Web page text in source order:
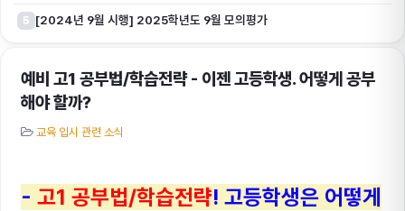
5 [2024년 9월 시행] 2025학년도 9월 모의평가
예비 고1 공부법/학습전략 - 이젠 고등학생. 어떻게 공부
해야 할까?
교육 입시 관련 소식
- 고1 공부법/학습전략! 고등학생은 어떻게